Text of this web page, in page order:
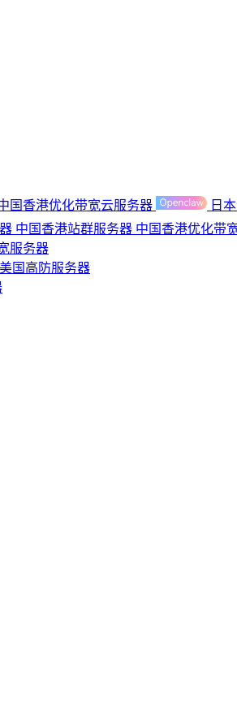
国香港优化带宽云服务器 日
中国香港站群服务器 中国香港优化带
服务器
美国高防服务器